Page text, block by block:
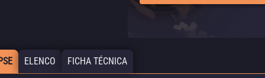
ELENCO FICHA TÉCNICA